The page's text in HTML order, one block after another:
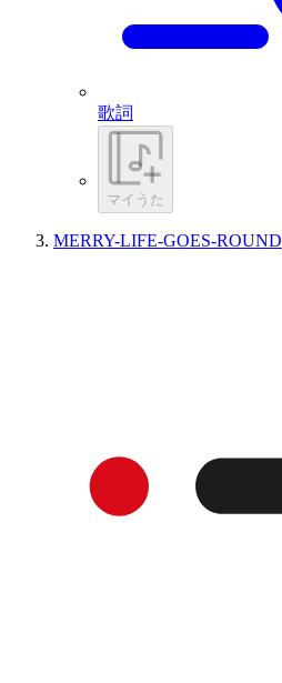
歌詞
マイうた
MERRY-LIFE-GOES-ROUND